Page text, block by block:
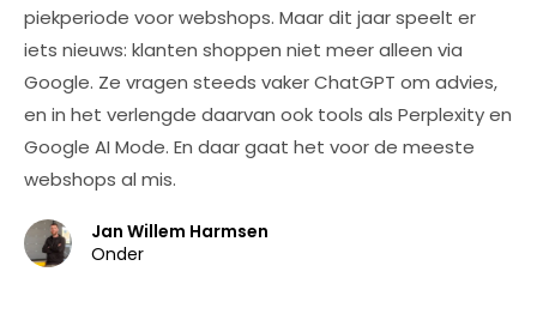
piekperiode voor webshops. Maar dit jaar speelt er
iets nieuws: klanten shoppen niet meer alleen via
Google. Ze vragen steeds vaker ChatGPT om advies,
en in het verlengde daarvan ook tools als Perplexity en
Google AI Mode. En daar gaat het voor de meeste
webshops al mis.
Jan Willem Harmsen
Onder